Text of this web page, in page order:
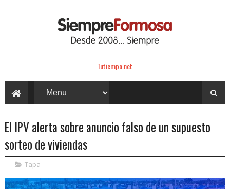
Tutiempo.net
El IPV alerta sobre anuncio falso de un supuesto
sorteo de viviendas
Tapa